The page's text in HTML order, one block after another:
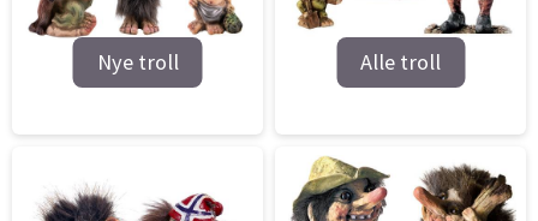
Nye troll Alle troll